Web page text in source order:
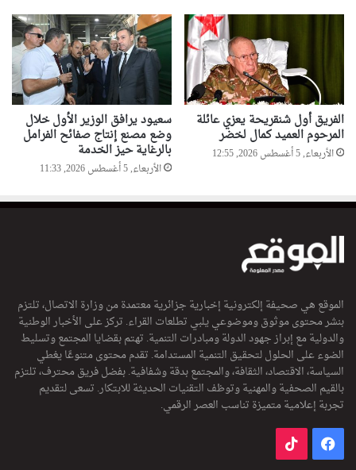
الفريق أول شنقريحة يعزي عائلة
المرحوم العميد كمال لخضر
الأربعاء, 5 أغسطس 2026, 12:55
سعيود يرافق الوزير الأول خلال
وضع مصنع إنتاج صفائح الفرامل
بالرغاية حيز الخدمة
الأربعاء, 5 أغسطس 2026, 11:33
الموقع هي صحيفة إلكترونية إخبارية جزائرية معتمدة من وزارة الاتصال، تلتزم
بنشر محتوى موثوق وموضوعي يلبي تطلعات القراء. تركز على الأخبار الوطنية
والدولية مع إبراز جهود الدولة ومبادرات التنمية. تهتم بقضايا المجتمع وتسليط
الضوء على الحلول لتحقيق التنمية المستدامة. تقدم محتوى متنوعًا يغطي
السياسة، الاقتصاد، الثقافة، والمجتمع بدقة وشفافية. بفضل فريق محترف، تلتزم
بالقيم الصحفية والمهنية وتوظف التقنيات الحديثة للابتكار. تسعى لتقديم
تجربة إعلامية متميزة تناسب العصر الرقمي.
فيسبوك